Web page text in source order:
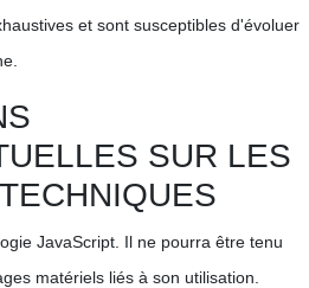
et sont susceptibles d'évoluer
SUR LES
JavaScript. Il ne pourra être tenu
matériels liés à son utilisation.